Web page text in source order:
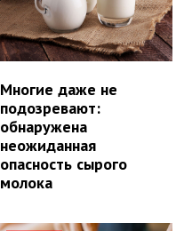
Многие даже не
подозревают:
обнаружена
неожиданная
опасность сырого
молока